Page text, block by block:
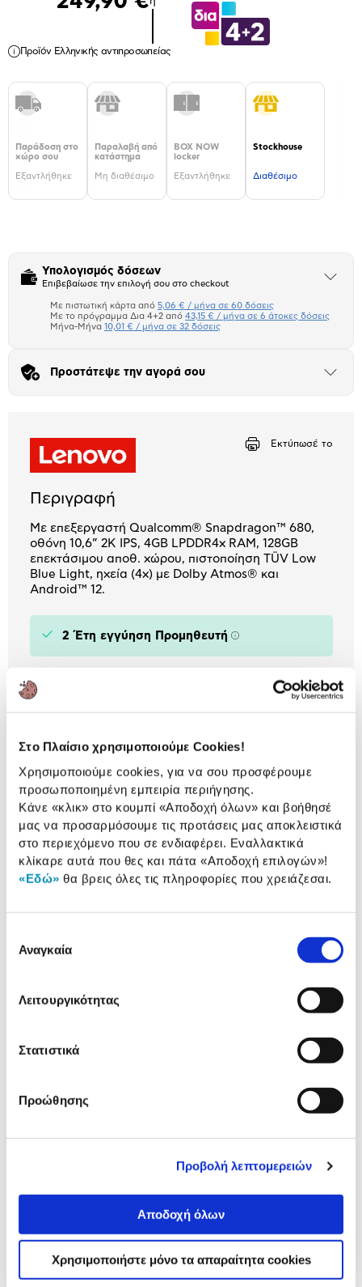
Στο Πλαίσιο χρησιμοποιούμε Cookies!
Χρησιμοποιούμε cookies, για να σου προσφέρουμε
προσωποποιημένη εμπειρία περιήγησης.
Κάνε «κλικ» στο κουμπί «Αποδοχή όλων» και βοήθησέ
μας να προσαρμόσουμε τις προτάσεις μας αποκλειστικά
στο περιεχόμενο που σε ενδιαφέρει. Εναλλακτικά
κλίκαρε αυτά που θες και πάτα «Αποδοχή επιλογών»!
«Εδώ» θα βρεις όλες τις πληροφορίες που χρειάζεσαι.
συγκατάθεσης
Αναγκαία
Λειτουργικότητας
Στατιστικά
Προώθησης
Προβολή λεπτομερειών
Αποδοχή όλων
Χρησιμοποιήστε μόνο τα απαραίτητα cookies
Προϊόν Ελληνικής αντιπροσωπείας
Παράδοση στο
χώρο σου
Εξαντλήθηκε
Παραλαβή από
κατάστημα
Μη διαθέσιμο
BOX NOW
locker
Εξαντλήθηκε
Stockhouse
Διαθέσιμο
Υπολογισμός δόσεων
Επιβεβαίωσε την επιλογή σου στο checkout
Άνοιξε
Πιστωτική κάρτα
Μήνα Μήνα
Με πιστωτική κάρτα από 5,06 € / μήνα σε 60 δόσεις
Με το πρόγραμμα Δια 4+2 από 43,15 € / μήνα σε 6 άτοκες δόσεις
Μήνα-Μήνα 10,01 € / μήνα σε 32 δόσεις
Προστάτεψε την αγορά σου
Άνοιξε
Εκτύπωσέ το
Περιγραφή
Με επεξεργαστή Qualcomm® Snapdragon™ 680,
οθόνη 10,6” 2K IPS, 4GB LPDDR4x RAM, 128GB
επεκτάσιμου αποθ. χώρου, πιστοποίηση TÜV Low
Blue Light, ηχεία (4x) με Dolby Atmos® και
Android™ 12.
2 Έτη εγγύηση Προμηθευτή Πληροφορίες
Χαρακτηριστικά
Επεξεργαστής: 8 πύρηνος 2.4 GHz
Ανάλυση Οθόνης: 2000 x 1200 pixels
Μνήμη (RAM/ROM): 4 GB / 128 GB
Αναλυτική
Αναλυτική παρουσίαση
προϊόντος
Χαρακτηριστικά
Αξιολογήσεις
Δες τι κλίκαραν όσοι είδαν το ίδιο
Lenovo Idea Tab 11
8GB/128GB Wi-Fi Grey + Pen
Lenovo Tab 10.1 4GB/64GB
WiFi Luna Grey+Case